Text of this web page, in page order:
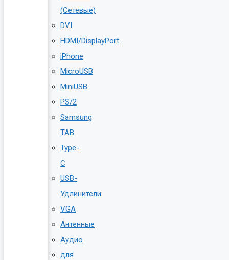
(Сетевые)
DVI
HDMI/DisplayPort
iPhone
MicroUSB
MiniUSB
PS/2
Samsung
TAB
Type-
C
USB-
Удлинители
VGA
Антенные
Аудио
для